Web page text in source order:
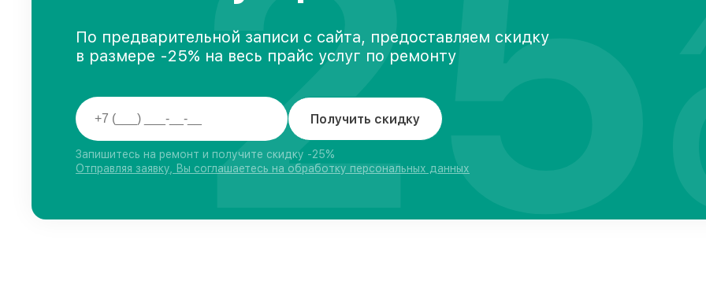
По предварительной записи с сайта, предоставляем скидку
в размере -25% на весь прайс услуг по ремонту
Получить скидку
Запишитесь на ремонт и получите скидку -25%
Отправляя заявку, Вы соглашаетесь на обработку персональных данных